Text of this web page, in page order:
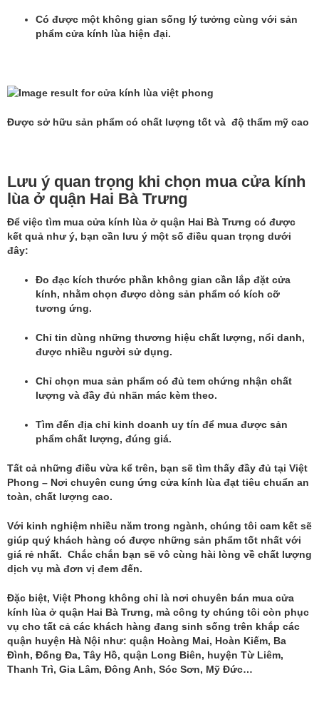
Có được một không gian sống lý tưởng cùng với sản
phẩm cửa kính lùa hiện đại.
Được sở hữu sản phẩm có chất lượng tốt và độ thẩm mỹ cao
Lưu ý quan trọng khi chọn mua cửa kính
lùa ở quận Hai Bà Trưng
Để việc tìm mua cửa kính lùa ở quận Hai Bà Trưng có được
kết quả như ý, bạn cần lưu ý một số điều quan trọng dưới
đây:
Đo đạc kích thước phần không gian cần lắp đặt cửa
kính, nhằm chọn được dòng sản phẩm có kích cỡ
tương ứng.
Chỉ tin dùng những thương hiệu chất lượng, nổi danh,
được nhiều người sử dụng.
Chỉ chọn mua sản phẩm có đủ tem chứng nhận chất
lượng và đầy đủ nhãn mác kèm theo.
Tìm đến địa chỉ kinh doanh uy tín để mua được sản
phẩm chất lượng, đúng giá.
Tất cả những điều vừa kể trên, bạn sẽ tìm thấy đầy đủ tại Việt
Phong – Nơi chuyên cung ứng cửa kính lùa đạt tiêu chuẩn an
toàn, chất lượng cao.
Với kinh nghiệm nhiều năm trong ngành, chúng tôi cam kết sẽ
giúp quý khách hàng có được những sản phẩm tốt nhất với
giá rẻ nhất. Chắc chắn bạn sẽ vô cùng hài lòng về chất lượng
dịch vụ mà đơn vị đem đến.
Đặc biệt, Việt Phong không chỉ là nơi chuyên bán mua cửa
kính lùa ở quận Hai Bà Trưng, mà công ty chúng tôi còn phục
vụ cho tất cả các khách hàng đang sinh sống trên khắp các
quận huyện Hà Nội như: quận Hoàng Mai, Hoàn Kiếm, Ba
Đình, Đống Đa, Tây Hồ, quận Long Biên, huyện Từ Liêm,
Thanh Trì, Gia Lâm, Đông Anh, Sóc Sơn, Mỹ Đức…